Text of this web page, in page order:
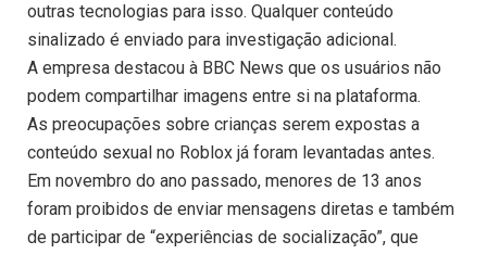
outras tecnologias para isso. Qualquer conteúdo
sinalizado é enviado para investigação adicional.
A empresa destacou à BBC News que os usuários não
podem compartilhar imagens entre si na plataforma.
As preocupações sobre crianças serem expostas a
conteúdo sexual no Roblox já foram levantadas antes.
Em novembro do ano passado, menores de 13 anos
foram proibidos de enviar mensagens diretas e também
de participar de “experiências de socialização”, que